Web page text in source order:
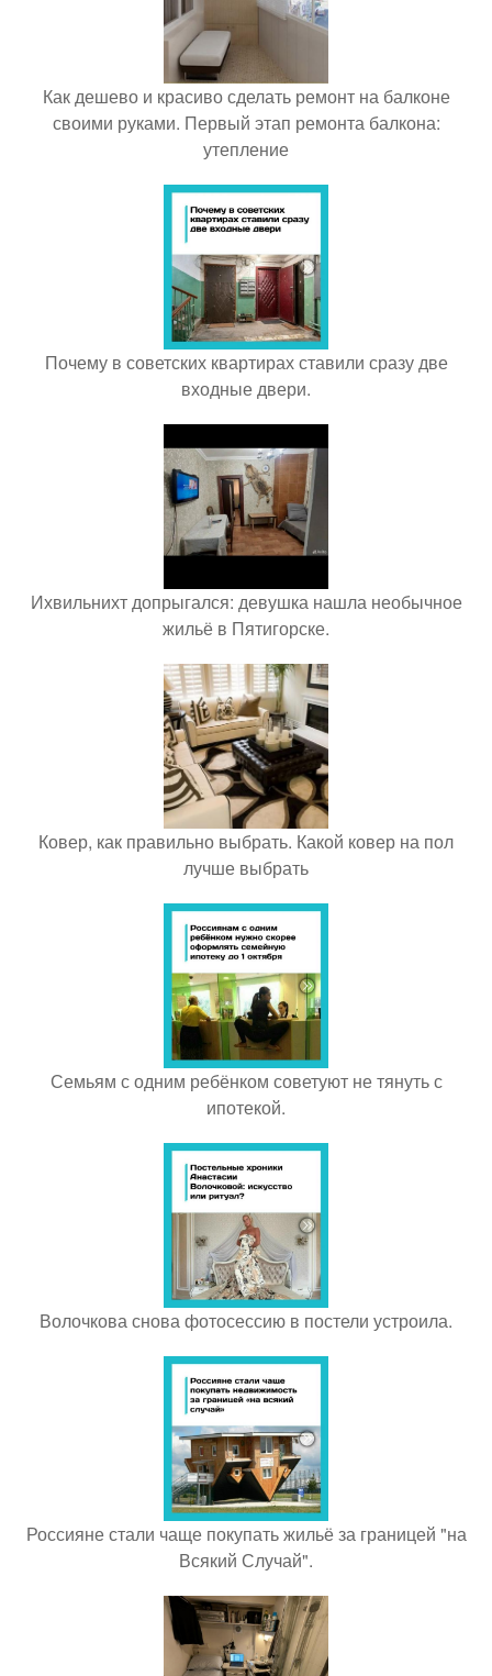
Как дешево и красиво сделать ремонт на балконе
своими руками. Первый этап ремонта балкона:
утепление
Почему в советских квартирах ставили сразу две
входные двери.
Ихвильнихт допрыгался: девушка нашла необычное
жильё в Пятигорске.
Ковер, как правильно выбрать. Какой ковер на пол
лучше выбрать
Семьям с одним ребёнком советуют не тянуть с
ипотекой.
Волочкова снова фотосессию в постели устроила.
Россияне стали чаще покупать жильё за границей "на
Всякий Случай".